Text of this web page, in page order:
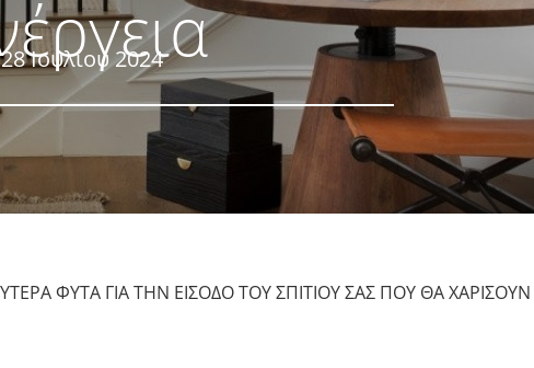
28 Ιουλίου 2024
ΦΥΤΆ ΓΙΑ ΤΗΝ ΕΊΣΟΔΟ ΤΟΥ ΣΠΙΤΙΟΎ ΣΑΣ ΠΟΥ ΘΑ ΧΑΡΊΣΟΥΝ